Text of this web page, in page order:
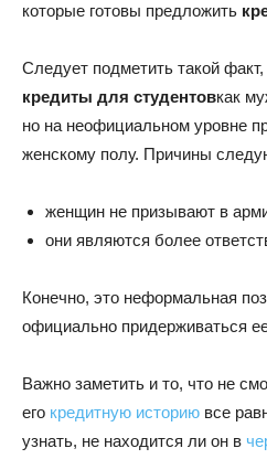
которые готовы предложить
Следует подметить такой
кредиты для студентовкак
но на неофициальном уровне
женскому полу. Причины
женщин не призывают в
они являются более
Конечно, это неформальная
официально придерживаться
Важно заметить и то, что не
его кредитную историю все
узнать, не находится ли он в